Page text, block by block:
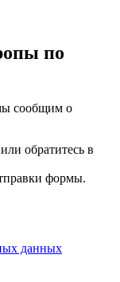
по
сообщим о
обратитесь в
формы.
данных